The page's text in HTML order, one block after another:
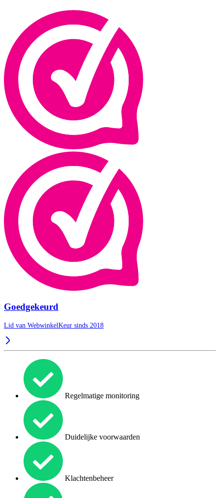
Goedgekeurd
Lid van WebwinkelKeur sinds 2018
Regelmatige monitoring
Duidelijke voorwaarden
Klachtenbeheer